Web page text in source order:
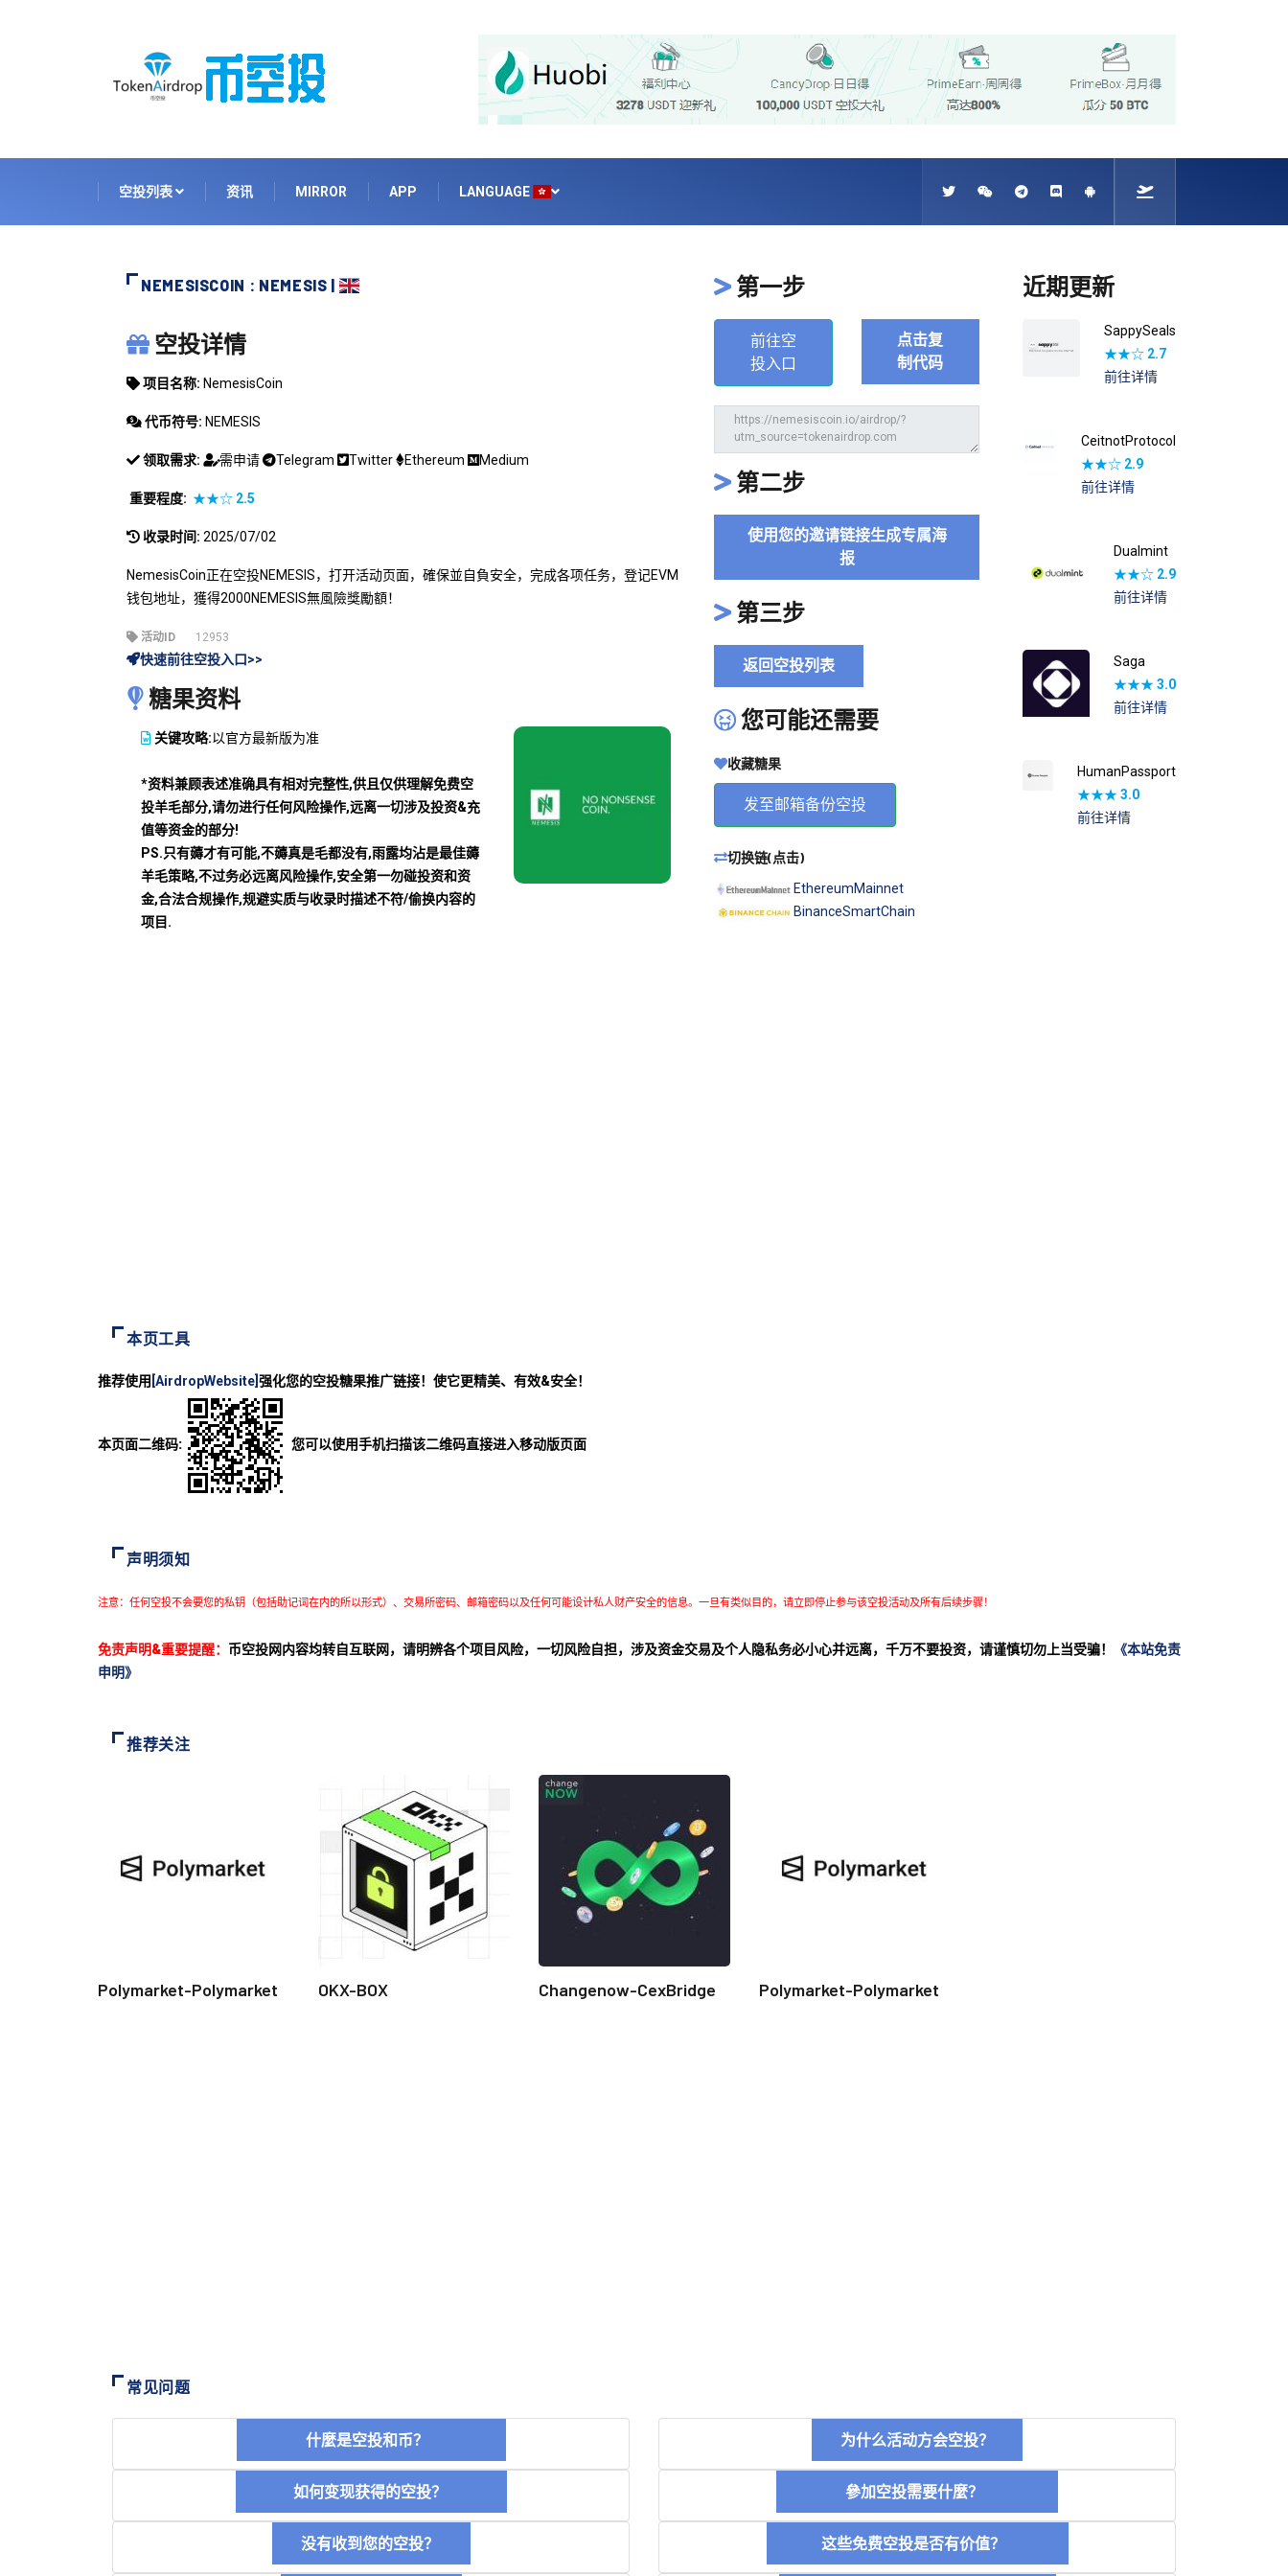
空投列表 资讯 MIRROR APP LANGUAGE
NEMESISCOIN : NEMESIS |
NEMESISCOIN
空投详情
项目名称: NemesisCoin
代币符号: NEMESIS
领取需求: 需申请 Telegram Twitter Ethereum Medium
重要程度: ★★☆ 2.5
收录时间: 2025/07/02
NemesisCoin正在空投NEMESIS，打开活动页面，確保並自負安全，完成各项任务，登记EVM
钱包地址，獲得2000NEMESIS無風險獎勵額！
活动ID 12953
快速前往空投入口>>
糖果资料
关键攻略:以官方最新版为准
*资料兼顾表述准确具有相对完整性,供且仅供理解免费空
投羊毛部分,请勿进行任何风险操作,远离一切涉及投资&充
值等资金的部分!
PS.只有薅才有可能,不薅真是毛都没有,雨露均沾是最佳薅
羊毛策略,不过务必远离风险操作,安全第一勿碰投资和资
金,合法合规操作,规避实质与收录时描述不符/偷换内容的
项目.
第一步
前往空
投入口
点击复
制代码
第二步
使用您的邀请链接生成专属海
报
第三步
返回空投列表
您可能还需要
收藏糖果
发至邮箱备份空投
切换链(点击)
EthereumMainnet
BinanceSmartChain
近期更新
SappySeals
★★☆ 2.7
前往详情
CeitnotProtocol
★★☆ 2.9
前往详情
Dualmint
★★☆ 2.9
前往详情
Saga
★★★3.0
前往详情
HumanPassport
★★★3.0
前往详情
本页工具
推荐使用 [AirdropWebsite] 强化您的空投糖果推广链接！使它更精美、有效&安全！
本页面二维码: 您可以使用手机扫描该二维码直接进入移动版页面
声明须知
注意：任何空投不会要您的私钥（包括助记词在内的所以形式）、交易所密码、邮箱密码以及任何可能设计私人财产安全的信息。一旦有类似目的，请立即停止参与该空投活动及所有后续步骤！
免责声明&重要提醒： 币空投网内容均转自互联网，请明辨各个项目风险，一切风险自担，涉及资金交易及个人隐私务必小心并远离，千万不要投资，请谨慎切勿上当受骗！
《本站免责
申明》
推荐关注
Polymarket-Polymarket OKX-BOX Changenow-CexBridge Polymarket-Polymarket
常见问题
什麼是空投和币？ 为什么活动方会空投？
如何变现获得的空投？ 參加空投需要什麼？
没有收到您的空投？ 这些免费空投是否有价值？